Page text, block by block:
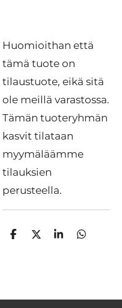
Huomioithan että
tämä tuote on
tilaustuote, eikä sitä
ole meillä varastossa.
Tämän tuoteryhmän
kasvit tilataan
myymäläämme
tilauksien
perusteella.
J
J
J
J